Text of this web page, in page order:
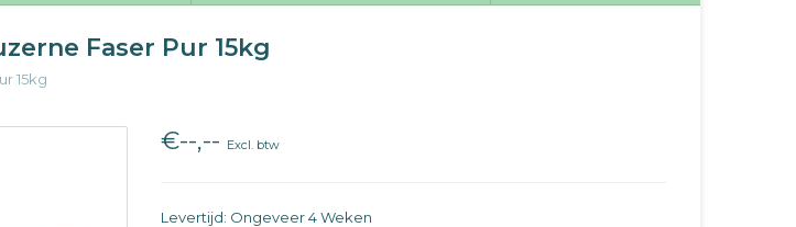
Faser Pur 15kg
15kg
€--,-- Excl. btw
Levertijd: Ongeveer 4 Weken